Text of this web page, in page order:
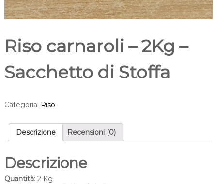
Riso carnaroli – 2Kg –
Sacchetto di Stoffa
Categoria: Riso
Descrizione Recensioni (0)
Descrizione
Quantità: 2 Kg